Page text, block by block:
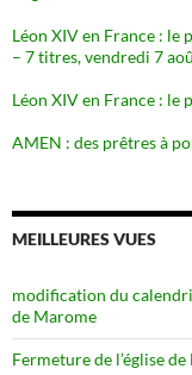
Léon XIV en France : le
– 7 titres, vendredi 7
Léon XIV en France : le
AMEN : des prêtres à
MEILLEURES VUES
modification du
de Marome
Fermeture de l’église